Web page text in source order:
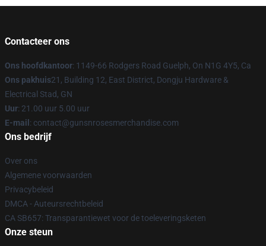
Contacteer ons
Ons hoofdkantoor: 1149-66 Rodgers Road Guelph, On N1G 4Y5, Ca
Ons pakhuis21, Building 12, East District, Dongju Hardware &
Electrical Stad, GN
Uur: 21.00 uur 5.00 uur
E-mail : contact@gunsnrosesmerchandise.com
Ons bedrijf
Over ons
Algemene voorwaarden
Privacybeleid
DMCA - Auteursrechtbeleid
CA SB657: Transparantiewet voor de toeleveringsketen
Onze steun